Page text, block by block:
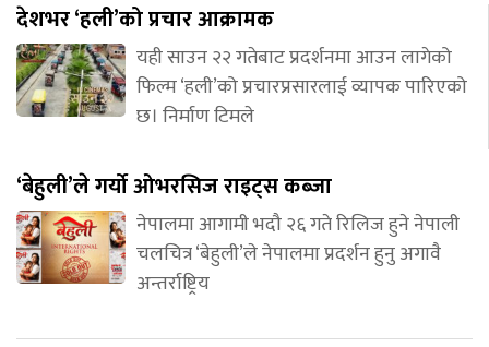
देशभर ‘हली’को प्रचार आक्रामक
यही साउन २२ गतेबाट प्रदर्शनमा आउन लागेको
फिल्म ‘हली’को प्रचारप्रसारलाई व्यापक पारिएको
छ। निर्माण टिमले
‘बेहुली’ले गर्यो ओभरसिज राइट्स कब्जा
नेपालमा आगामी भदौ २६ गते रिलिज हुने नेपाली
चलचित्र ‘बेहुली’ले नेपालमा प्रदर्शन हुनु अगावै
अन्तर्राष्ट्रिय